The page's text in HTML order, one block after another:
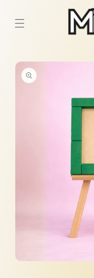
al contenido
directamente
a la
información
del producto